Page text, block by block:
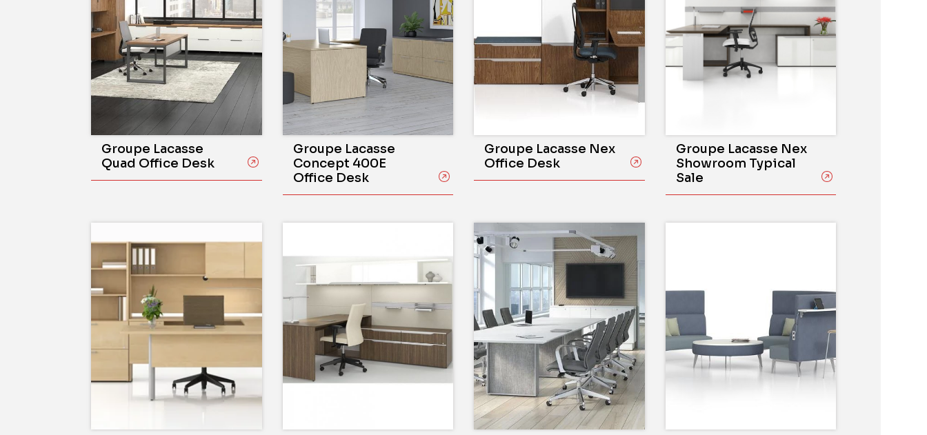
Groupe Lacasse
Quad Office Desk
Groupe Lacasse
Concept 400E
Office Desk
Groupe Lacasse Nex
Office Desk
Groupe Lacasse Nex
Showroom Typical
Sale